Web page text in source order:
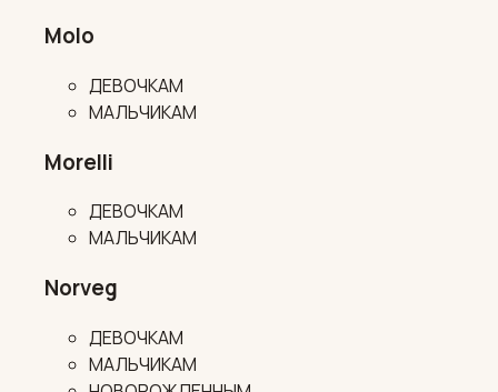
Molo
ДЕВОЧКАМ
МАЛЬЧИКАМ
Morelli
ДЕВОЧКАМ
МАЛЬЧИКАМ
Norveg
ДЕВОЧКАМ
МАЛЬЧИКАМ